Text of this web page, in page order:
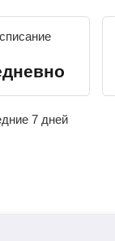
7 дней